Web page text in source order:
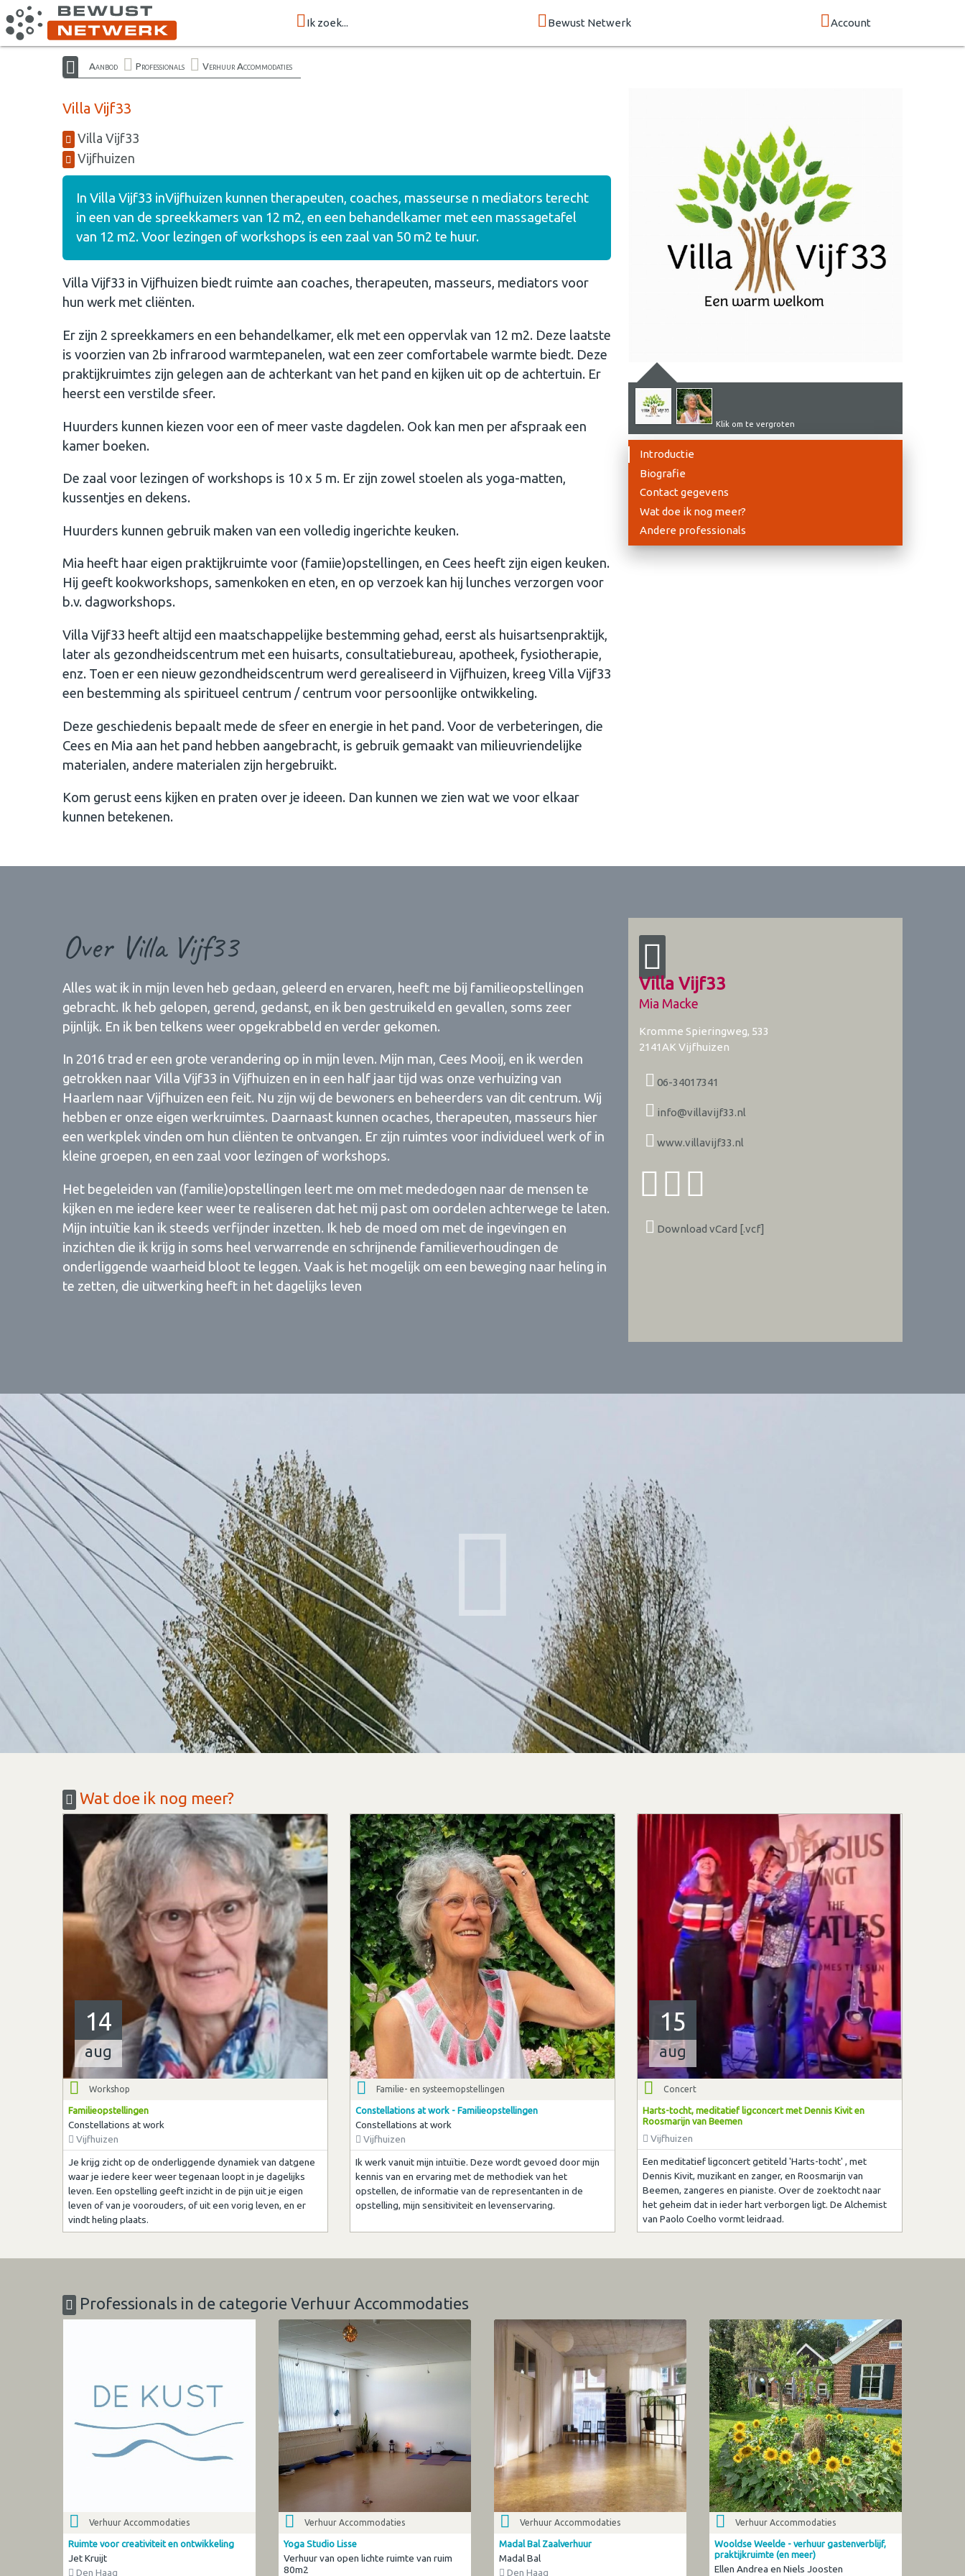
Ik zoek... Bewust Netwerk Account
Aanbod Professionals Verhuur Accommodaties
Villa Vijf33
Villa Vijf33
Vijfhuizen
In Villa Vijf33 inVijfhuizen kunnen therapeuten, coaches, masseurse n mediators terecht
in een van de spreekkamers van 12 m2, en een behandelkamer met een massagetafel
van 12 m2. Voor lezingen of workshops is een zaal van 50 m2 te huur.
Villa Vijf33 in Vijfhuizen biedt ruimte aan coaches, therapeuten, masseurs, mediators voor
hun werk met cliënten.
Er zijn 2 spreekkamers en een behandelkamer, elk met een oppervlak van 12 m2. Deze laatste
is voorzien van 2b infrarood warmtepanelen, wat een zeer comfortabele warmte biedt. Deze
praktijkruimtes zijn gelegen aan de achterkant van het pand en kijken uit op de achtertuin. Er
heerst een verstilde sfeer.
Huurders kunnen kiezen voor een of meer vaste dagdelen. Ook kan men per afspraak een
kamer boeken.
De zaal voor lezingen of workshops is 10 x 5 m. Er zijn zowel stoelen als yoga-matten,
kussentjes en dekens.
Huurders kunnen gebruik maken van een volledig ingerichte keuken.
Mia heeft haar eigen praktijkruimte voor (famiie)opstellingen, en Cees heeft zijn eigen keuken.
Hij geeft kookworkshops, samenkoken en eten, en op verzoek kan hij lunches verzorgen voor
b.v. dagworkshops.
Villa Vijf33 heeft altijd een maatschappelijke bestemming gehad, eerst als huisartsenpraktijk,
later als gezondheidscentrum met een huisarts, consultatiebureau, apotheek, fysiotherapie,
enz. Toen er een nieuw gezondheidscentrum werd gerealiseerd in Vijfhuizen, kreeg Villa Vijf33
een bestemming als spiritueel centrum / centrum voor persoonlijke ontwikkeling.
Deze geschiedenis bepaalt mede de sfeer en energie in het pand. Voor de verbeteringen, die
Cees en Mia aan het pand hebben aangebracht, is gebruik gemaakt van milieuvriendelijke
materialen, andere materialen zijn hergebruikt.
Kom gerust eens kijken en praten over je ideeen. Dan kunnen we zien wat we voor elkaar
kunnen betekenen.
Klik om te vergroten
Introductie
Biografie
Contact gegevens
Wat doe ik nog meer?
Andere professionals
Over Villa Vijf33
Alles wat ik in mijn leven heb gedaan, geleerd en ervaren, heeft me bij familieopstellingen
gebracht. Ik heb gelopen, gerend, gedanst, en ik ben gestruikeld en gevallen, soms zeer
pijnlijk. En ik ben telkens weer opgekrabbeld en verder gekomen.
In 2016 trad er een grote verandering op in mijn leven. Mijn man, Cees Mooij, en ik werden
getrokken naar Villa Vijf33 in Vijfhuizen en in een half jaar tijd was onze verhuizing van
Haarlem naar Vijfhuizen een feit. Nu zijn wij de bewoners en beheerders van dit centrum. Wij
hebben er onze eigen werkruimtes. Daarnaast kunnen ocaches, therapeuten, masseurs hier
een werkplek vinden om hun cliënten te ontvangen. Er zijn ruimtes voor individueel werk of in
kleine groepen, en een zaal voor lezingen of workshops.
Het begeleiden van (familie)opstellingen leert me om met mededogen naar de mensen te
kijken en me iedere keer weer te realiseren dat het mij past om oordelen achterwege te laten.
Mijn intuïtie kan ik steeds verfijnder inzetten. Ik heb de moed om met de ingevingen en
inzichten die ik krijg in soms heel verwarrende en schrijnende familieverhoudingen de
onderliggende waarheid bloot te leggen. Vaak is het mogelijk om een beweging naar heling in
te zetten, die uitwerking heeft in het dagelijks leven
Villa Vijf33
Mia Macke
Kromme Spieringweg, 533
2141AK Vijfhuizen
06-34017341
info@villavijf33.nl
www.villavijf33.nl
Download vCard [.vcf]
Wat doe ik nog meer?
14
aug
Workshop
Familieopstellingen
Constellations at work
Vijfhuizen
Je krijg zicht op de onderliggende dynamiek van datgene
waar je iedere keer weer tegenaan loopt in je dagelijks
leven. Een opstelling geeft inzicht in de pijn uit je eigen
leven of van je voorouders, of uit een vorig leven, en er
vindt heling plaats.
Familie- en systeemopstellingen
Constellations at work - Familieopstellingen
Constellations at work
Vijfhuizen
Ik werk vanuit mijn intuïtie. Deze wordt gevoed door mijn
kennis van en ervaring met de methodiek van het
opstellen, de informatie van de representanten in de
opstelling, mijn sensitiviteit en levenservaring.
15
aug
Concert
Harts-tocht, meditatief ligconcert met Dennis Kivit en
Roosmarijn van Beemen
Vijfhuizen
Een meditatief ligconcert getiteld 'Harts-tocht' , met
Dennis Kivit, muzikant en zanger, en Roosmarijn van
Beemen, zangeres en pianiste. Over de zoektocht naar
het geheim dat in ieder hart verborgen ligt. De Alchemist
van Paolo Coelho vormt leidraad.
Professionals in de categorie Verhuur Accommodaties
Verhuur Accommodaties
Ruimte voor creativiteit en ontwikkeling
Jet Kruijt
Den Haag
Verhuur Accommodaties
Yoga Studio Lisse
Verhuur van open lichte ruimte van ruim
80m2
Verhuur Accommodaties
Madal Bal Zaalverhuur
Madal Bal
Den Haag
Verhuur Accommodaties
Wooldse Weelde - verhuur gastenverblijf,
praktijkruimte (en meer)
Ellen Andrea en Niels Joosten